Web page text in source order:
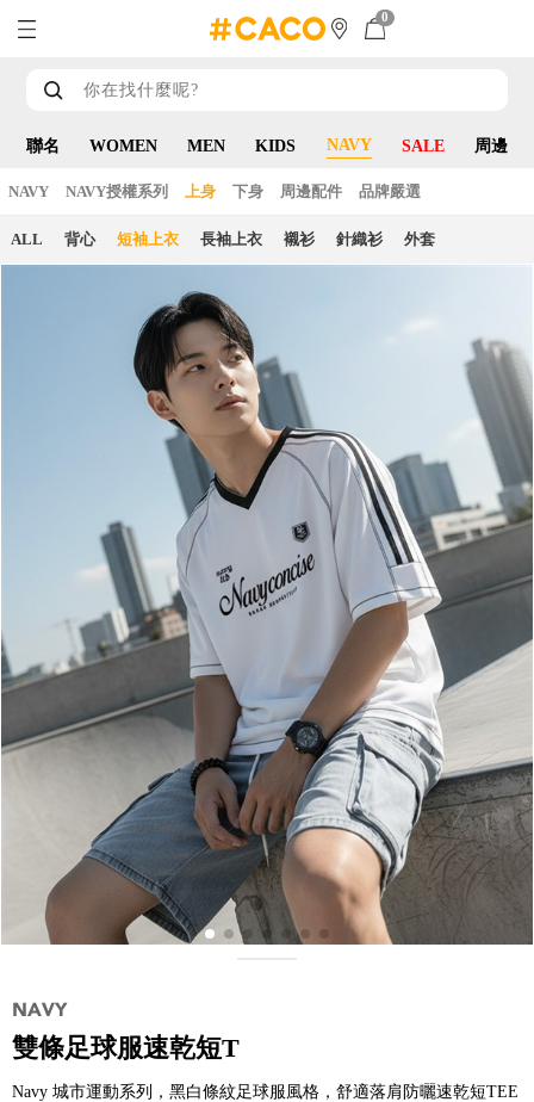
0
聯名 WOMEN MEN KIDS NAVY SALE 周邊
NAVY NAVY授權系列 上身 下身 周邊配件 品牌嚴選
ALL 背心 短袖上衣 長袖上衣 襯衫 針織衫 外套
雙條足球服速乾短T
Navy 城市運動系列，黑白條紋足球服風格，舒適落肩防曬速乾短TEE